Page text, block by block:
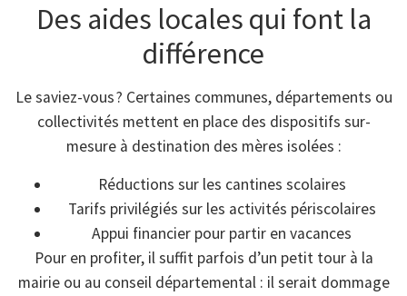
Des aides locales qui font la
différence
Le saviez-vous ? Certaines communes, départements ou
collectivités mettent en place des dispositifs sur-
mesure à destination des mères isolées :
Réductions sur les cantines scolaires
Tarifs privilégiés sur les activités périscolaires
Appui financier pour partir en vacances
Pour en profiter, il suffit parfois d’un petit tour à la
mairie ou au conseil départemental : il serait dommage